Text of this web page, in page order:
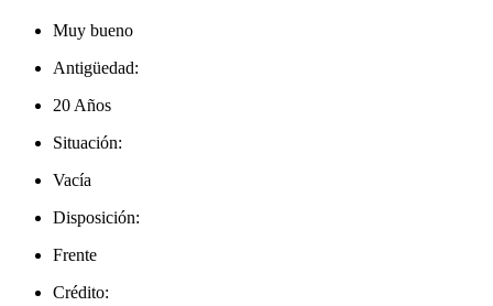
Muy bueno
Antigüedad:
20 Años
Situación:
Vacía
Disposición:
Frente
Crédito: